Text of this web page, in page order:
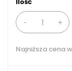
Najniższa cena